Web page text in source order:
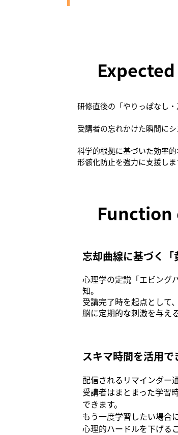
研修直後の「やりっぱなし
受講者の忘れかけた瞬間に
科学的根拠に基づいた効率
形骸化防止を強力に支援しま
忘却曲線に基づく
心理学の定説「エビング
知。
受講完了時を起点として
脳に定期的な刺激を与え
スキマ時間を活用で
配信されるリマインダー
受講者はまとまった学習
できます。
もう一度学習したい場合
心理的ハードルを下げる